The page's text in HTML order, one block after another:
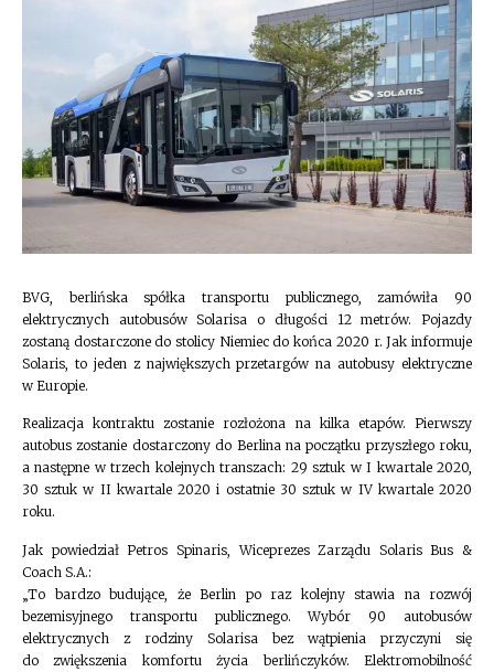
BVG, berlińska spółka transportu publicznego, zamówiła 90
elektrycznych autobusów Solarisa o długości 12 metrów. Pojazdy
zostaną dostarczone do stolicy Niemiec do końca 2020 r. Jak informuje
Solaris, to jeden z największych przetargów na autobusy elektryczne
w Europie.
Realizacja kontraktu zostanie rozłożona na kilka etapów. Pierwszy
autobus zostanie dostarczony do Berlina na początku przyszłego roku,
a następne w trzech kolejnych transzach: 29 sztuk w I kwartale 2020,
30 sztuk w II kwartale 2020 i ostatnie 30 sztuk w IV kwartale 2020
roku.
Jak powiedział Petros Spinaris, Wiceprezes Zarządu Solaris Bus &
Coach S.A.:
„To bardzo budujące, że Berlin po raz kolejny stawia na rozwój
bezemisyjnego transportu publicznego. Wybór 90 autobusów
elektrycznych z rodziny Solarisa bez wątpienia przyczyni się
do zwiększenia komfortu życia berlińczyków. Elektromobilność